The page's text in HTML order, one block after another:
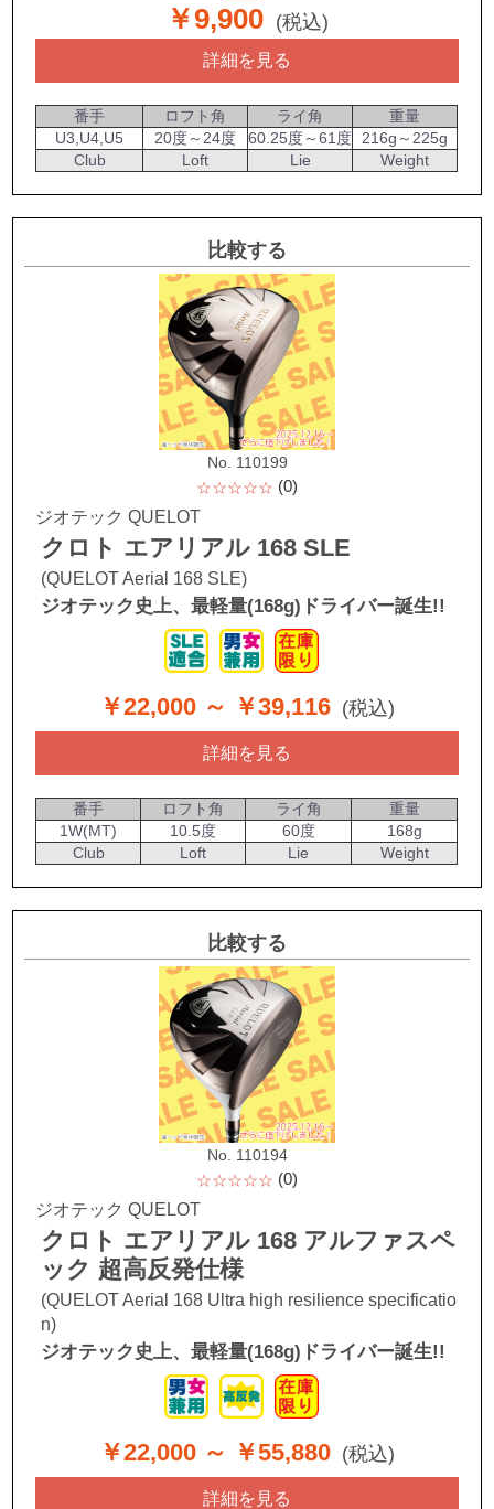
￥9,900 (税込)
詳細を見る
番手 ロフト角 ライ角
重量
U3,U4,U5
20度～24度 60.25度～61度 216g～225g
Club
Loft Lie Weight
比較する
No. 110199
☆☆☆☆☆ (0)
ジオテック QUELOT
クロト エアリアル 168 SLE
(QUELOT Aerial 168 SLE)
ジオテック史上、最軽量(168g)ドライバー誕生!!
￥22,000 ～ ￥39,116 (税込)
詳細を見る
番手 ロフト角 ライ角
重量
1W(MT)
10.5度 60度
168g
Club
Loft Lie Weight
比較する
No. 110194
☆☆☆☆☆ (0)
ジオテック QUELOT
クロト エアリアル 168 アルファスペ
ック 超高反発仕様
(QUELOT Aerial 168 Ultra high resilience specificatio
n)
ジオテック史上、最軽量(168g)ドライバー誕生!!
￥22,000 ～ ￥55,880 (税込)
詳細を見る